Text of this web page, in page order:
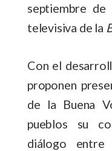
septiembre
televisiva de la
Con el
proponen
de la Buena
pueblos su
diálogo entre